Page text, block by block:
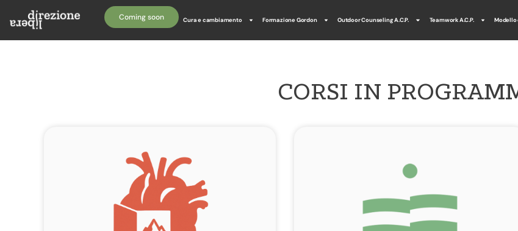
Coming soon Cura e cambiamento Formazione Gordon Outdoor Counseling A.C.P. Teamwork A.C.P. Modello
CORSI IN